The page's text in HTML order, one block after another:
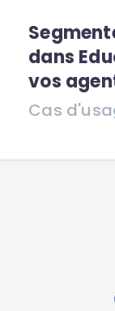
dans
vos
Cas